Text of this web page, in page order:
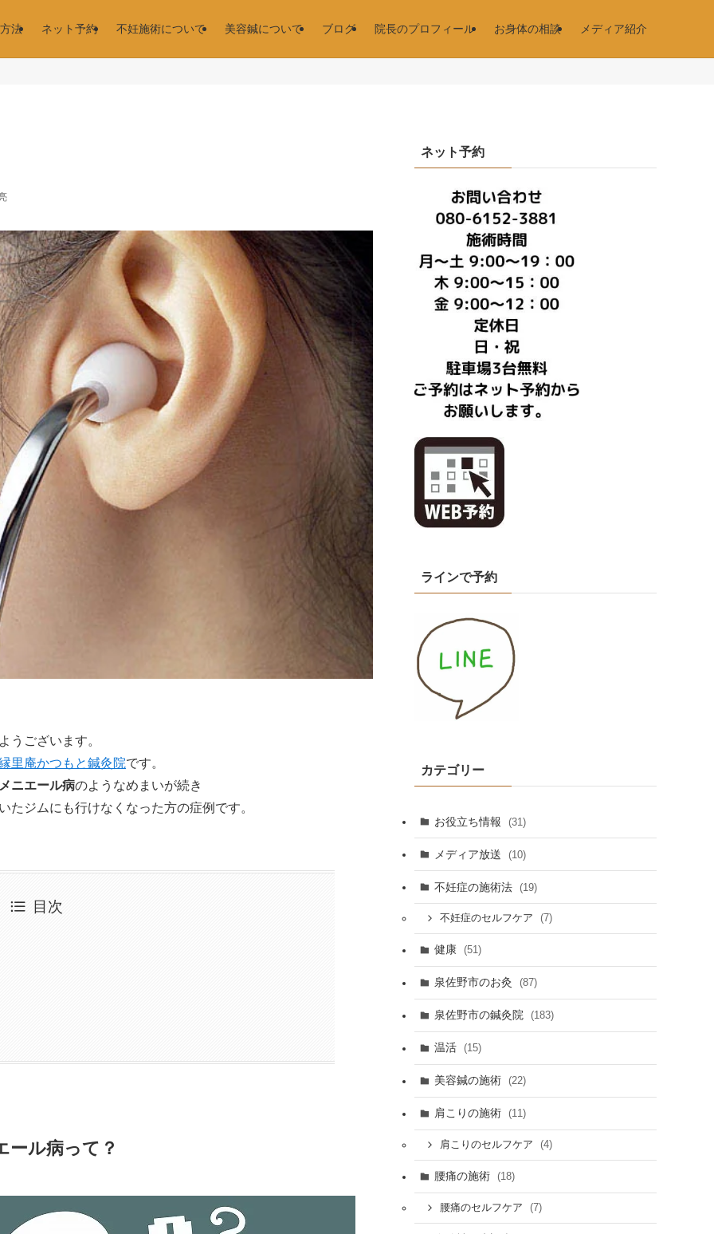
法 ネット予約 不妊施術について 美容鍼について ブログ 院長のプロフィール お身体の相談 メディア紹介
うございます。
里庵かつもと鍼灸院です。
ニエール病のようなめまいが続き
たジムにも行けなくなった方の症例です。
目次
ール病って？
ネット予約
ラインで予約
カテゴリー
お役立ち情報 (31)
メディア放送 (10)
不妊症の施術法 (19)
不妊症のセルフケア (7)
健康 (51)
泉佐野市のお灸 (87)
泉佐野市の鍼灸院 (183)
温活 (15)
美容鍼の施術 (22)
肩こりの施術 (11)
肩こりのセルフケア (4)
腰痛の施術 (18)
腰痛のセルフケア (7)